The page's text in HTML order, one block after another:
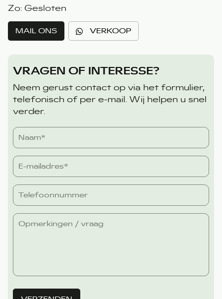
Zo: Gesloten
MAIL ONS VERKOOP
VRAGEN OF INTERESSE?
Neem gerust contact op via het formulier,
telefonisch of per e-mail. Wij helpen u snel
verder.